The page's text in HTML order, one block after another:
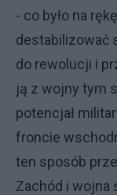
- co było na
destabilizować
do rewolucji i
ją z wojny tym
potencjał
froncie
ten sposób
Zachód i wojna